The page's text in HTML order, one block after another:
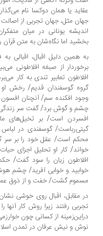
یا همان دوکسا نام می‌گذارد.
مثل، جهان تجربی از اصالت
یونانی در میان متفکران
اما نگاه‌شان به متن قرآن را
همین دلیل اقبال، اقبالی به
از صبغه افلاطونی می‌بیند،
تعابیر تندی به کار می‌برد:
گوسفندان قدیم/ رخش او در
افکنده سم/ آنچنان افسون
و گوش برد/ گفت سر زندگی در
است/ بر تخیل‌های ما
گوسفندی در لباس آدم
است/ عقل خود را بر سر گردون
کار او تحلیل اجزای حیات/
زیان را سود گفت/ حکمت
و خوابی آفرید/ چشم هوش او
گشت/ خفت و از ذوق عمل
مقابل، اقبال روی خوشی نشان
رفتند زیرا روش کار آنها را
از کسانی چون خوارزمی و
و نیش عرفان در تمدن اسلامی